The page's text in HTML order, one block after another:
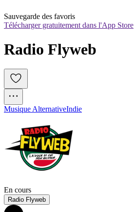
Sauvegarde des favoris
Télécharger gratuitement dans l'App Store
Radio Flyweb
Musique AlternativeIndie
En cours
Radio Flyweb